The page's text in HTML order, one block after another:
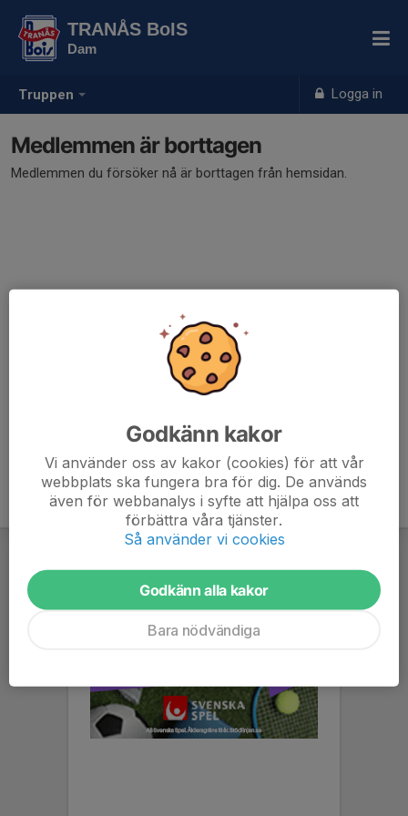
Truppen Logga in
TRANÅS BoIS
Dam
Medlemmen är borttagen
Medlemmen du försöker nå är borttagen från hemsidan.
Godkänn kakor
Vi använder oss av kakor (cookies) för att vår
webbplats ska fungera bra för dig. De används
även för webbanalys i syfte att hjälpa oss att
förbättra våra tjänster.
Så använder vi cookies
Godkänn alla kakor
Bara nödvändiga